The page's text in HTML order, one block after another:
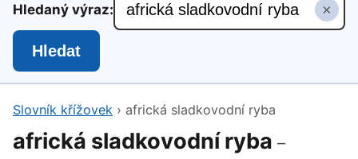
Hledaný výraz: ×
Hledat
Slovník křížovek › africká sladkovodní ryba
africká sladkovodní ryba –